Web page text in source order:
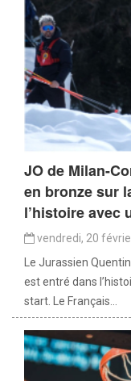
JO de Milan-
en bronze sur
l’histoire avec
vendredi, 20
Le Jurassien
est entré dans
start. Le Français...